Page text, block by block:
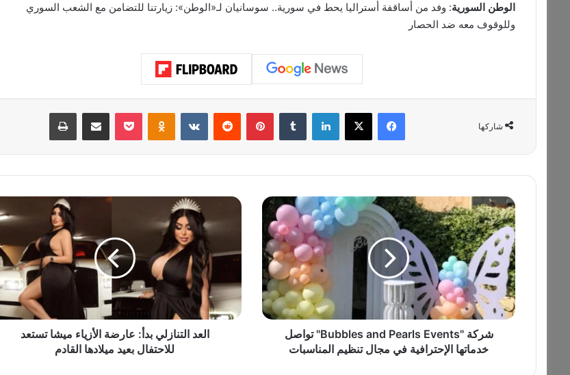
الوطن السورية: وفد من أساقفة أستراليا يحط في سورية.. سوسانيان لـ«الوطن»: زيارتنا للتضامن مع الشعب السوري
وللوقوف معه ضد الحصار
شاركها
فيسبوك ‫X لينكدإن ‏Tumblr بينتيريست ‏Reddit
‏VKontakte
Odnoklassniki
‫Pocket مشاركة عبر البريد طباعة
ش
ر
ك
ة
"
B
u
b
b
شركة "Bubbles and Pearls Events" تواصل
خدماتها الإحترافية في مجال تنظيم المناسبات
ا
ت
ن
ا
العد التنازلي بدأ: عارضة الأزياء ميشا تستعد
للاحتفال بعيد ميلادها القادم